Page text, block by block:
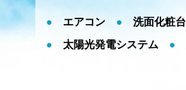
エアコン 洗面化粧台
太陽光発電システム